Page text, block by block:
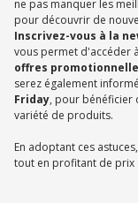
ne pas manquer les
pour découvrir de
Inscrivez-vous à la
vous permet d'accéder
offres
serez également
Friday, pour bénéficier
variété de produits.
En adoptant ces
tout en profitant de prix